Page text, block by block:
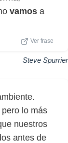
vamos a
Ver frase
Steve Spurrier
lo más
nuestros
antes de